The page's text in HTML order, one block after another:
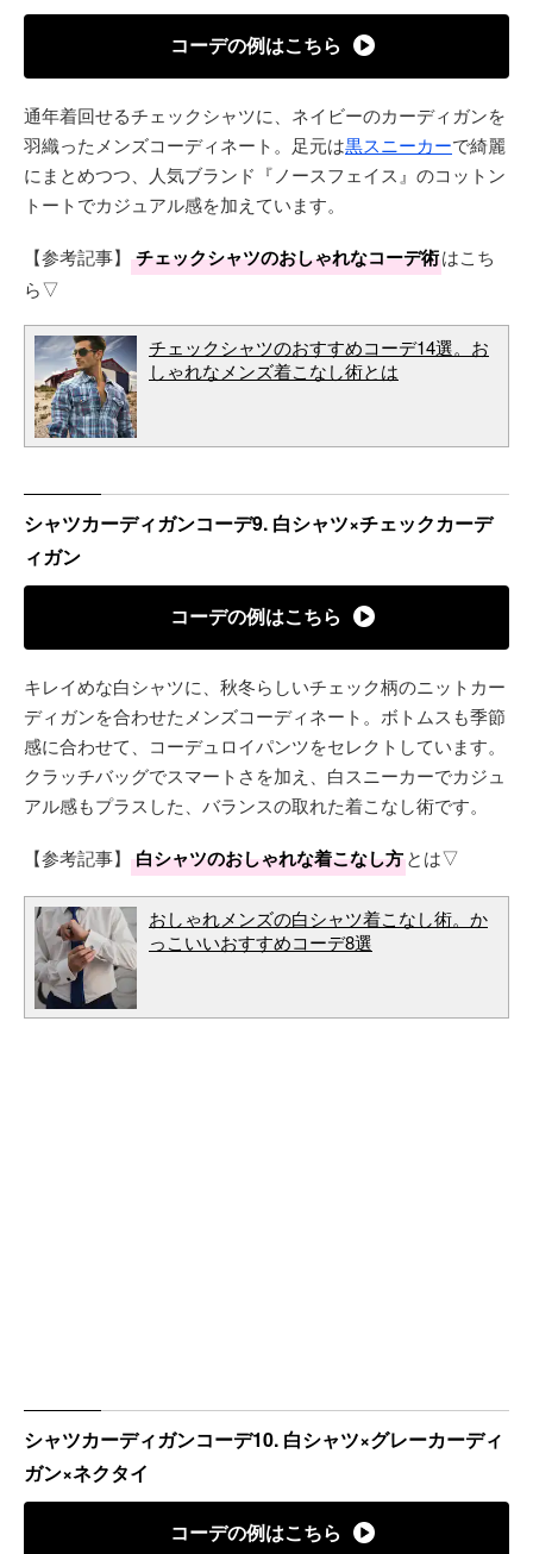
コーデの例はこちら
通年着回せるチェックシャツに、ネイビーのカーディガンを
羽織ったメンズコーディネート。足元は黒スニーカーで綺麗
にまとめつつ、人気ブランド『ノースフェイス』のコットン
トートでカジュアル感を加えています。
【参考記事】 チェックシャツのおしゃれなコーデ術はこち
ら▽
チェックシャツのおすすめコーデ14選。お
しゃれなメンズ着こなし術とは
シャツカーディガンコーデ9. 白シャツ×チェックカーデ
ィガン
コーデの例はこちら
キレイめな白シャツに、秋冬らしいチェック柄のニットカー
ディガンを合わせたメンズコーディネート。ボトムスも季節
感に合わせて、コーデュロイパンツをセレクトしています。
クラッチバッグでスマートさを加え、白スニーカーでカジュ
アル感もプラスした、バランスの取れた着こなし術です。
【参考記事】 白シャツのおしゃれな着こなし方とは▽
おしゃれメンズの白シャツ着こなし術。か
っこいいおすすめコーデ8選
シャツカーディガンコーデ10. 白シャツ×グレーカーディ
ガン×ネクタイ
コーデの例はこちら